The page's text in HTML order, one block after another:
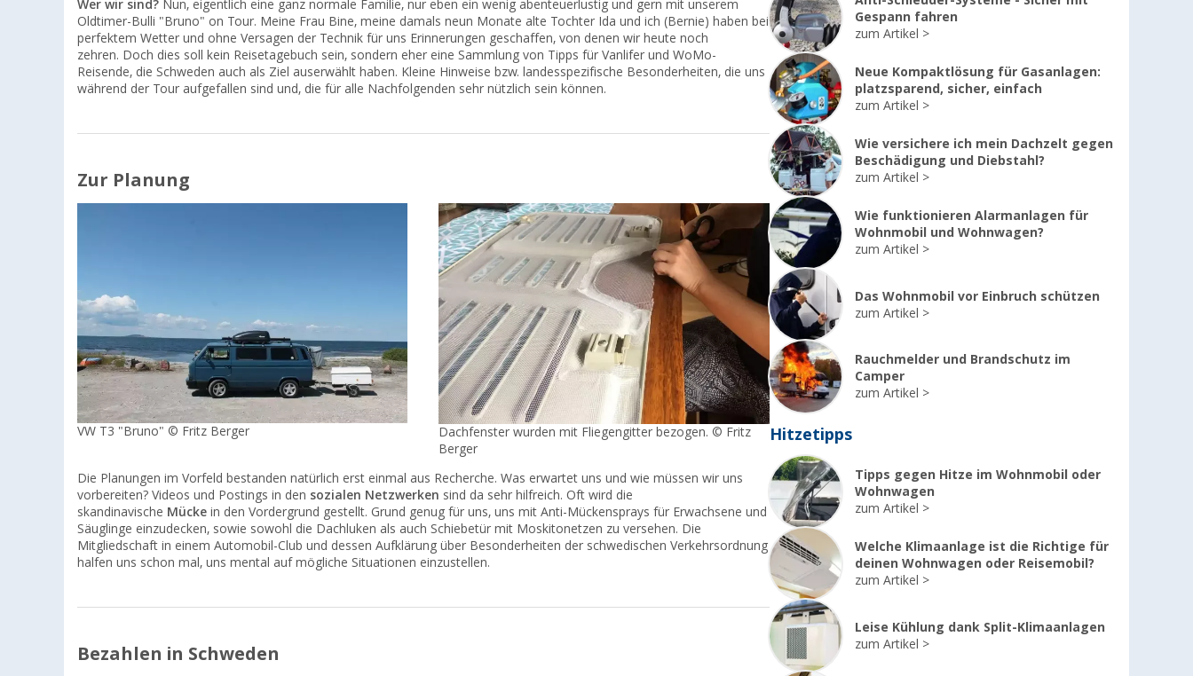
Wer wir sind? Nun, eigentlich eine ganz normale Familie, nur eben ein wenig abenteuerlustig und gern mit unserem
Oldtimer-Bulli "Bruno" on Tour. Meine Frau Bine, meine damals neun Monate alte Tochter Ida und ich (Bernie) haben bei
perfektem Wetter und ohne Versagen der Technik für uns Erinnerungen geschaffen, von denen wir heute noch
zehren. Doch dies soll kein Reisetagebuch sein, sondern eher eine Sammlung von Tipps für Vanlifer und WoMo-
Reisende, die Schweden auch als Ziel auserwählt haben. Kleine Hinweise bzw. landesspezifische Besonderheiten, die uns
während der Tour aufgefallen sind und, die für alle Nachfolgenden sehr nützlich sein können.
Zur Planung
VW T3 "Bruno" © Fritz Berger
Dachfenster wurden mit Fliegengitter bezogen. © Fritz
Berger
Die Planungen im Vorfeld bestanden natürlich erst einmal aus Recherche. Was erwartet uns und wie müssen wir uns
vorbereiten? Videos und Postings in den sozialen Netzwerken sind da sehr hilfreich. Oft wird die
skandinavische Mücke in den Vordergrund gestellt. Grund genug für uns, uns mit Anti-Mückensprays für Erwachsene und
Säuglinge einzudecken, sowie sowohl die Dachluken als auch Schiebetür mit Moskitonetzen zu versehen. Die
Mitgliedschaft in einem Automobil-Club und dessen Aufklärung über Besonderheiten der schwedischen Verkehrsordnung
halfen uns schon mal, uns mental auf mögliche Situationen einzustellen.
Bezahlen in Schweden
Gespann fahren
zum Artikel
Neue Kompaktlösung für Gasanlagen:
platzsparend, sicher, einfach
zum Artikel
Wie versichere ich mein Dachzelt gegen
Beschädigung und Diebstahl?
zum Artikel
Wie funktionieren Alarmanlagen für
Wohnmobil und Wohnwagen?
zum Artikel
Das Wohnmobil vor Einbruch schützen
zum Artikel
Rauchmelder und Brandschutz im
Camper
zum Artikel
Hitzetipps
Tipps gegen Hitze im Wohnmobil oder
Wohnwagen
zum Artikel
Welche Klimaanlage ist die Richtige für
deinen Wohnwagen oder Reisemobil?
zum Artikel
Leise Kühlung dank Split-Klimaanlagen
zum Artikel